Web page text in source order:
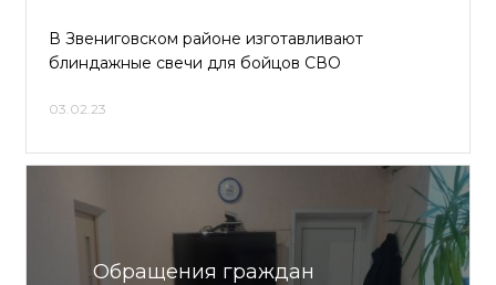
В Звениговском районе изготавливают
блиндажные свечи для бойцов СВО
03.02.23
Обращения граждан